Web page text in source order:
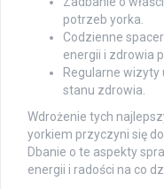
potrzeb yorka.
Codzienne
energii i zdrowia
Regularne
stanu zdrowia.
Wdrożenie tych
yorkiem przyczyni się
Dbanie o te aspekty
energii i radości na co